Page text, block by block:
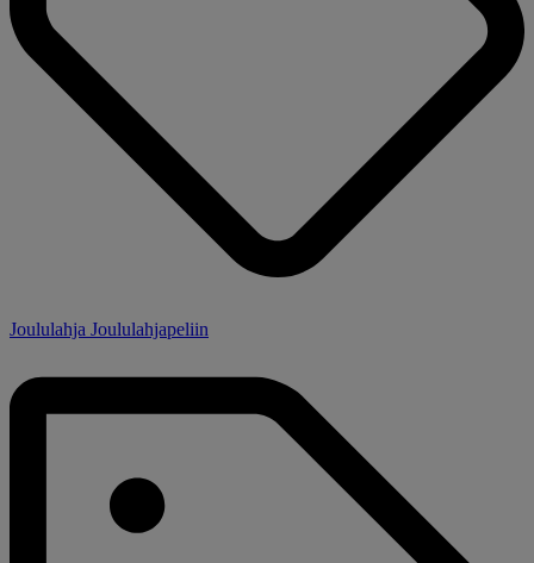
Joululahja Joululahjapeliin